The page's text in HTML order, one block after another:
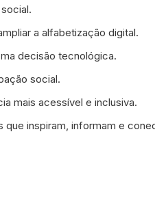
a alfabetização digital.
decisão tecnológica.
social.
mais acessível e inclusiva.
que inspiram, informam e